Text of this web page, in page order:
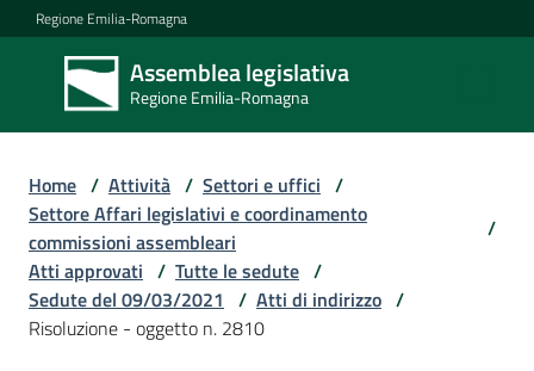
Vai al contenuto
Vai alla navigazione
Vai al footer
Regione Emilia-Romagna
Assemblea legislativa
Regione Emilia-Romagna
Assemblea
legislativa
Regione Emilia-
Assemblea
Home / Attività / Settori e uffici /
Settore Affari legislativi e coordinamento
commissioni assembleari
/
Atti approvati / Tutte le sedute /
Sedute del 09/03/2021 / Atti di indirizzo /
Risoluzione - oggetto n. 2810